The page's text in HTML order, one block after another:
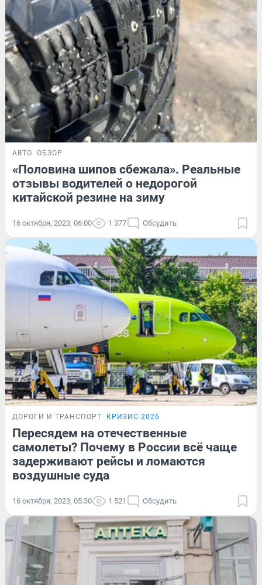
АВТО ОБЗОР
«Половина шипов сбежала». Реальные
отзывы водителей о недорогой
китайской резине на зиму
16 октября, 2023, 06:00 1 377 Обсудить
ДОРОГИ И ТРАНСПОРТ КРИЗИС-2026
Пересядем на отечественные
самолеты? Почему в России всё чаще
задерживают рейсы и ломаются
воздушные суда
16 октября, 2023, 05:30 1 521 Обсудить